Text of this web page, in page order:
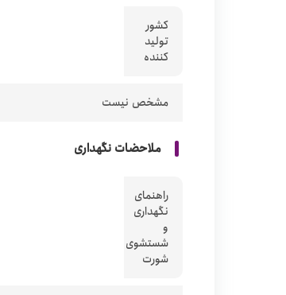
کشور
تولید
کننده
مشخص نیست
ملاحضات نگهداری
راهنمای
نگهداری
و
شستشوی
شورت